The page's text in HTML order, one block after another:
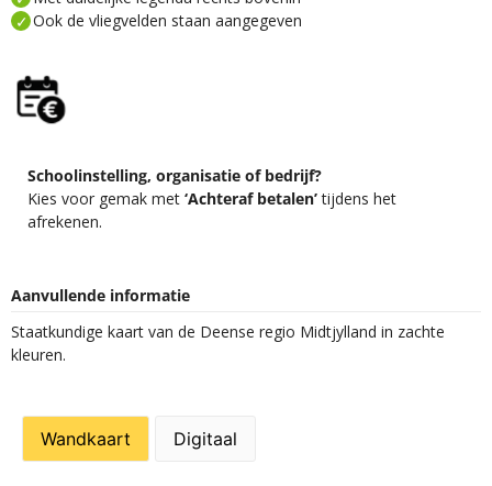
Ook de vliegvelden staan aangegeven
Schoolinstelling, organisatie of bedrijf?
Kies voor gemak met ‘Achteraf betalen’tijdens het
afrekenen.
Aanvullende informatie
Staatkundige kaart van de Deense regio Midtjylland in zachte
kleuren.
Wandkaart Digitaal